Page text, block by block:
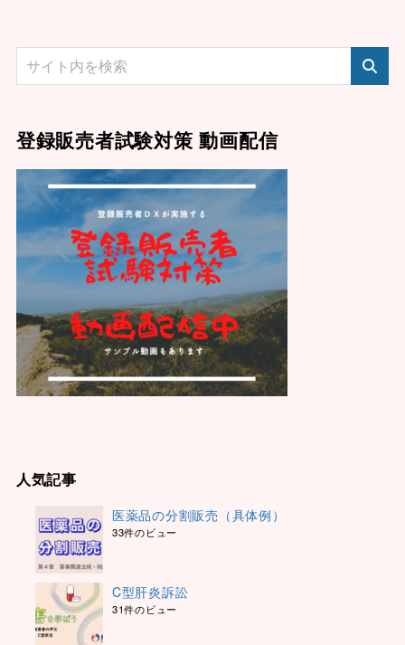
登録販売者試験対策 動画配信
人気記事
医薬品の分割販売（具体例）
33件のビュー
C型肝炎訴訟
31件のビュー